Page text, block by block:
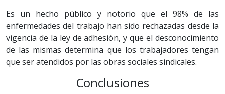
Es un hecho público y notorio que el 98% de las
enfermedades del trabajo han sido rechazadas desde la
vigencia de la ley de adhesión, y que el desconocimiento
de las mismas determina que los trabajadores tengan
que ser atendidos por las obras sociales sindicales.
Conclusiones